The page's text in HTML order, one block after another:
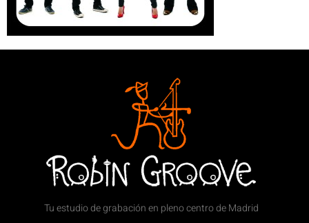
Tu estudio de grabación en pleno centro de Madrid